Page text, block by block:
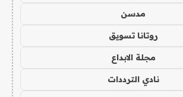
مدسن
روتانا تسويق
مجلة الابداع
نادي الترددات